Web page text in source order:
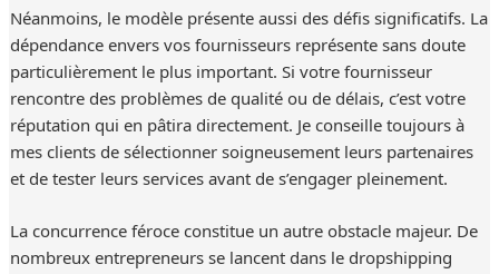
Néanmoins, le modèle présente aussi des défis significatifs. La
dépendance envers vos fournisseurs représente sans doute
particulièrement le plus important. Si votre fournisseur
rencontre des problèmes de qualité ou de délais, c’est votre
réputation qui en pâtira directement. Je conseille toujours à
mes clients de sélectionner soigneusement leurs partenaires
et de tester leurs services avant de s’engager pleinement.
La concurrence féroce constitue un autre obstacle majeur. De
nombreux entrepreneurs se lancent dans le dropshipping